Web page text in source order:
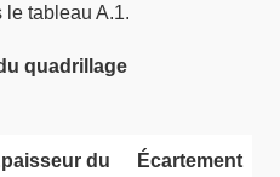
tableau A.1.
quadrillage
du
Écartement